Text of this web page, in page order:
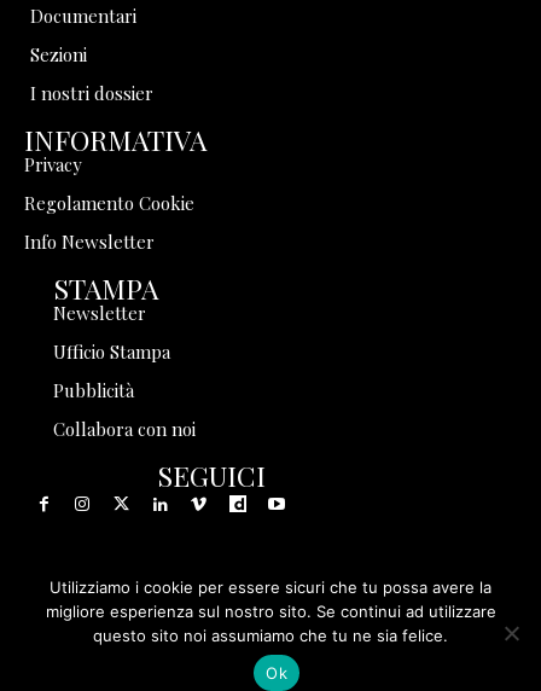
Documentari
Sezioni
I nostri dossier
INFORMATIVA
Privacy
Regolamento Cookie
Info Newsletter
STAMPA
Newsletter
Ufficio Stampa
Pubblicità
Collabora con noi
SEGUICI
© 1999 - 2025 Storia in Rete Srl - Tutti i diritti riservati - P.
IVA 08570971005
Utilizziamo i cookie per essere sicuri che tu possa avere la
migliore esperienza sul nostro sito. Se continui ad utilizzare
questo sito noi assumiamo che tu ne sia felice.
Ok